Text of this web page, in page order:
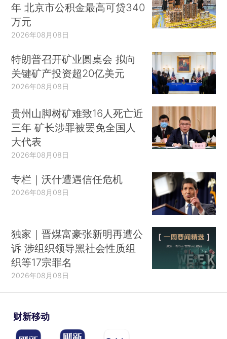
年 北京市公积金最高可贷340
万元
2026年08月08日
特朗普召开矿业圆桌会 拟向
关键矿产投资超20亿美元
2026年08月08日
贵州山脚树矿难致16人死亡近
三年 矿长涉罪被罢免全国人
大代表
2026年08月08日
专栏｜沃什遭遇信任危机
2026年08月08日
独家｜晋煤富豪张新明再遭公
诉 涉组织领导黑社会性质组
织等17宗罪名
2026年08月08日
财新移动